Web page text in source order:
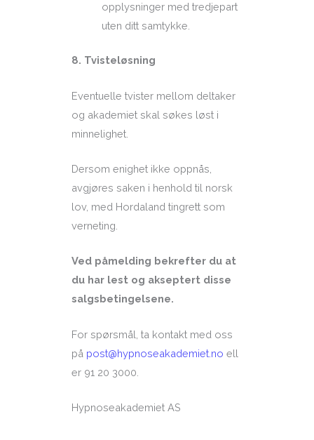
opplysninger med tredjepart
uten ditt samtykke.
8. Tvisteløsning
Eventuelle tvister mellom deltaker
og akademiet skal søkes løst i
minnelighet.
Dersom enighet ikke oppnås,
avgjøres saken i henhold til norsk
lov, med Hordaland tingrett som
verneting.
Ved påmelding bekrefter du at
du har lest og akseptert disse
salgsbetingelsene.
For spørsmål, ta kontakt med oss
på post@hypnoseakademiet.no ell
er 91 20 3000.
Hypnoseakademiet AS